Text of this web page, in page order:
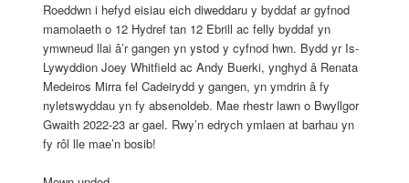
Roeddwn i hefyd eisiau eich diweddaru y byddaf ar gyfnod
mamolaeth o 12 Hydref tan 12 Ebrill ac felly byddaf yn
ymwneud llai â’r gangen yn ystod y cyfnod hwn. Bydd yr Is-
Lywyddion Joey Whitfield ac Andy Buerki, ynghyd â Renata
Medeiros Mirra fel Cadeirydd y gangen, yn ymdrin â fy
nyletswyddau yn fy absenoldeb. Mae rhestr lawn o Bwyllgor
Gwaith 2022-23 ar gael. Rwy’n edrych ymlaen at barhau yn
fy rôl lle mae’n bosib!